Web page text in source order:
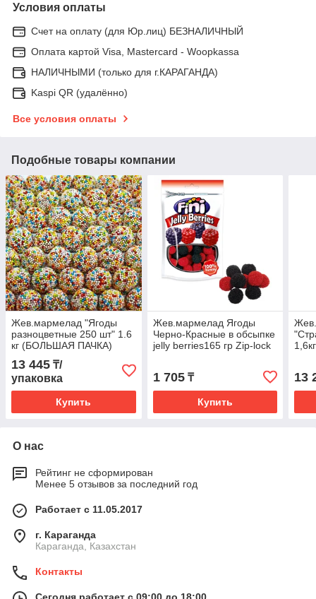
Условия оплаты
Счет на оплату (для Юр.лиц) БЕЗНАЛИЧНЫЙ
Оплата картой Visa, Mastercard - Woopkassa
НАЛИЧНЫМИ (только для г.КАРАГАНДА)
Kaspi QR (удалённо)
Все условия оплаты
Подобные товары компании
Жев.мармелад "Ягоды
разноцветные 250 шт" 1.6
кг (БОЛЬШАЯ ПАЧКА)
/FINI Испания/
13 445 ₸/
упаковка
Купить
Жев.мармелад Ягоды
Черно-Красные в обсыпке
jelly berries165 гр Zip-lock
1 705₸
Купить
13
О нас
Рейтинг не сформирован
Менее 5 отзывов за последний год
Работает с 11.05.2017
г. Караганда
Караганда, Казахстан
Контакты